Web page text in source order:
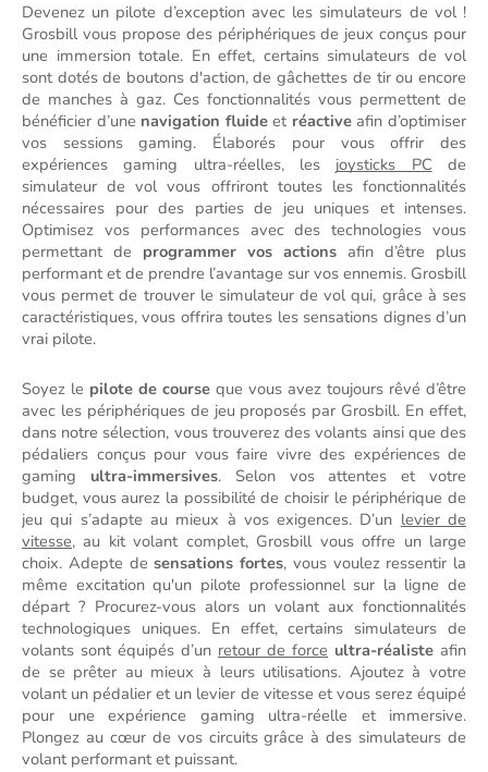
Devenez un pilote d’exception avec les simulateurs de vol !
Grosbill vous propose des périphériques de jeux conçus pour
une immersion totale. En effet, certains simulateurs de vol
sont dotés de boutons d'action, de gâchettes de tir ou encore
de manches à gaz. Ces fonctionnalités vous permettent de
bénéficier d’une navigation fluide et réactive afin d’optimiser
vos sessions gaming. Élaborés pour vous offrir des
expériences gaming ultra-réelles, les joysticks PC de
simulateur de vol vous offriront toutes les fonctionnalités
nécessaires pour des parties de jeu uniques et intenses.
Optimisez vos performances avec des technologies vous
permettant de programmer vos actions afin d’être plus
performant et de prendre l’avantage sur vos ennemis. Grosbill
vous permet de trouver le simulateur de vol qui, grâce à ses
caractéristiques, vous offrira toutes les sensations dignes d’un
vrai pilote.
Soyez le pilote de course que vous avez toujours rêvé d’être
avec les périphériques de jeu proposés par Grosbill. En effet,
dans notre sélection, vous trouverez des volants ainsi que des
pédaliers conçus pour vous faire vivre des expériences de
gaming ultra-immersives. Selon vos attentes et votre
budget, vous aurez la possibilité de choisir le périphérique de
jeu qui s’adapte au mieux à vos exigences. D’un levier de
vitesse, au kit volant complet, Grosbill vous offre un large
choix. Adepte de sensations fortes, vous voulez ressentir la
même excitation qu'un pilote professionnel sur la ligne de
départ ? Procurez-vous alors un volant aux fonctionnalités
technologiques uniques. En effet, certains simulateurs de
volants sont équipés d’un retour de force ultra-réaliste afin
de se prêter au mieux à leurs utilisations. Ajoutez à votre
volant un pédalier et un levier de vitesse et vous serez équipé
pour une expérience gaming ultra-réelle et immersive.
Plongez au cœur de vos circuits grâce à des simulateurs de
volant performant et puissant.